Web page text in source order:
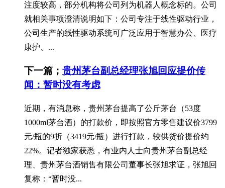
注度较高，部分机构将公司列为机器人概念标的。公司
就相关事项澄清说明如下：公司专注于线性驱动行业，
公司生产的线性驱动系统可广泛应用于智慧办公、医疗
康护、...
下一篇； 贵州茅台副总经理张旭回应提价传
闻：暂时没有考虑
近期，有消息称，贵州茅台提高了公斤茅台（53度
1000ml茅台酒）的打款价，即按照官方零售建议价3799
元/瓶的9折（3419元/瓶）进行打款，较供货价提价约
22%。记者独家获悉，有业内人士向贵州茅台副总经
理、贵州茅台酒销售有限公司董事长张旭求证，张旭回
复称：“暂时没...